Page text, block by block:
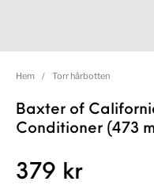
Hem / Torr hårbotten
Baxter of
Conditioner (473
379 kr